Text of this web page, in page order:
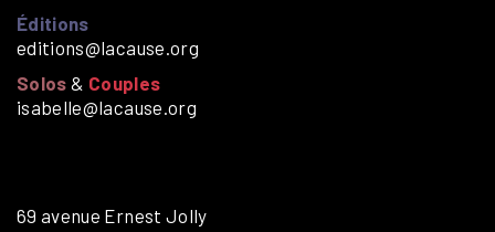
Éditions
editions@lacause.org
Solos & Couples
isabelle@lacause.org
69 avenue Ernest Jolly